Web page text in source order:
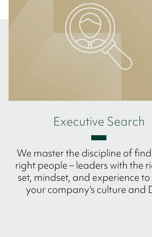
Executive Search
We master the discipline of
right people – leaders with the
set, mindset, and experience
your company’s culture and